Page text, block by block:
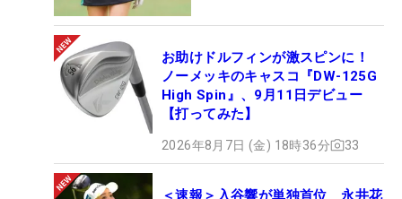
お助けドルフィンが激スピンに！
ノーメッキのキャスコ『DW-125G
High Spin』、9月11日デビュー
【打ってみた】
2026年8月7日 (金) 18時36分 33
＜速報＞入谷響が単独首位 永井花